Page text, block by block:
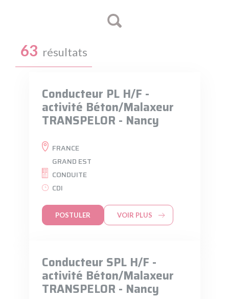
63 résultats
Conducteur PL H/F -
activité Béton/Malaxeur
TRANSPELOR - Nancy
FRANCE
GRAND EST
CONDUITE
CDI
POSTULER VOIR PLUS
Conducteur SPL H/F -
activité Béton/Malaxeur
TRANSPELOR - Nancy